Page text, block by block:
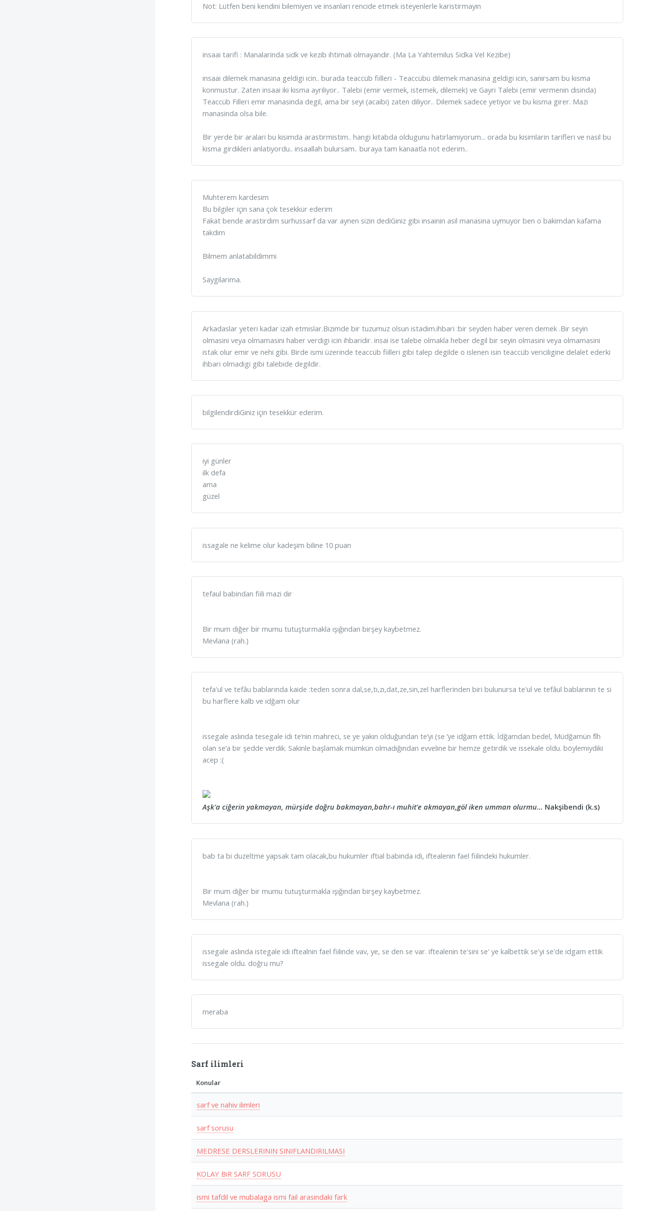
Not: Lütfen beni kendini bilemiyen ve insanlari rencide etmek isteyenlerle karistirmayin
insaai tarifi : Manalarinda sidk ve kezib ihtimali olmayandir. (Ma La Yahtemilus Sidka Vel Kezibe)
insaai dilemek manasina geldigi icin.. burada teaccüb fiilleri - Teaccübü dilemek manasina geldigi icin, sanirsam bu kisma
konmustur. Zaten insaai iki kisma ayriliyor.. Talebi (emir vermek, istemek, dilemek) ve Gayri Talebi (emir vermenin disinda)
Teaccüb Filleri emir manasinda degil, ama bir seyi (acaibi) zaten diliyor.. Dilemek sadece yetiyor ve bu kisma girer. Mazi
manasinda olsa bile.
Bir yerde bir aralari bu kisimda arastirmistim.. hangi kitabda oldugunu hatirlamiyorum... orada bu kisimlarin tarifleri ve nasil bu
kisma girdikleri anlatiyordu.. insaallah bulursam.. buraya tam kanaatla not ederim..
Muhterem kardesim
Bu bilgiler için sana çok tesekkür ederim
Fakat bende arastirdim surhussarf da var aynen sizin dediGiniz gibi insainin asil manasina uymuyor ben o bakimdan kafama
takdim
Bilmem anlatabildimmi
Saygilarima.
Arkadaslar yeteri kadar izah etmislar.Bizimde bir tuzumuz olsun istadim.ihbari :bir seyden haber veren demek .Bir seyin
olmasini veya olmamasini haber verdigi icin ihbaridir. insai ise talebe olmakla heber degil bir seyin olmasini veya olmamasini
istak olur emir ve nehi gibi. Birde ismi üzerinde teaccüb fiilleri gibi talep degilde o islenen isin teaccüb vericiligine delalet ederki
ihbari olmadigi gibi talebide degildir.
bilgilendirdiGiniz için tesekkür ederim.
iyi günler
ilk defa
ama
güzel
issagale ne kelime olur kadeşim biline 10 puan
tefaul babindan fiili mazi dir
Bir mum diğer bir mumu tutuşturmakla ışığından birşey kaybetmez.
Mevlana (rah.)
tefa'ul ve tefâu bablarında kaide :teden sonra dal,se,tı,zı,dat,ze,sin,zel harflerinden biri bulunursa te'ul ve tefâul bablarının te si
bu harflere kalb ve idğam olur
issegale aslında tesegale idi te’nin mahreci, se ye yakın olduğundan te’yi (se ’ye idğam ettik. İdğamdan bedel, Müdğamün fîh
olan se’a bir şedde verdik. Sakinle başlamak mümkün olmadığından evveline bir hemze getirdik ve issekale oldu. böylemiydiki
acep :(
Aşk'a ciğerin yakmayan, mürşide doğru bakmayan,bahr-ı muhit'e akmayan,göl iken umman olurmu... Nakşibendi (k.s)
bab ta bi duzeltme yapsak tam olacak,bu hukumler iftial babinda idi, iftealenin fael fiilindeki hukumler.
Bir mum diğer bir mumu tutuşturmakla ışığından birşey kaybetmez.
Mevlana (rah.)
issegale aslında istegale idi iftealnin fael fiilinde vav, ye, se den se var. iftealenin te'sini se' ye kalbettik se'yi se'de idgam ettik
issegale oldu. doğru mu?
meraba
Sarf ilimleri
Konular
sarf ve nahiv ilimleri
sarf sorusu
MEDRESE DERSLERININ SINIFLANDIRILMASI
KOLAY BiR SARF SORUSU
ismi tafdil ve mubalaga ismi fail arasindaki fark